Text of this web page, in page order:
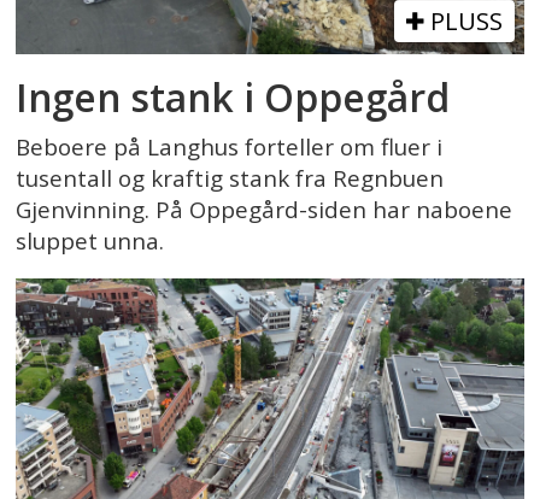
PLUSS
Ingen stank i Oppegård
Beboere på Langhus forteller om fluer i
tusentall og kraftig stank fra Regnbuen
Gjenvinning. På Oppegård-siden har naboene
sluppet unna.